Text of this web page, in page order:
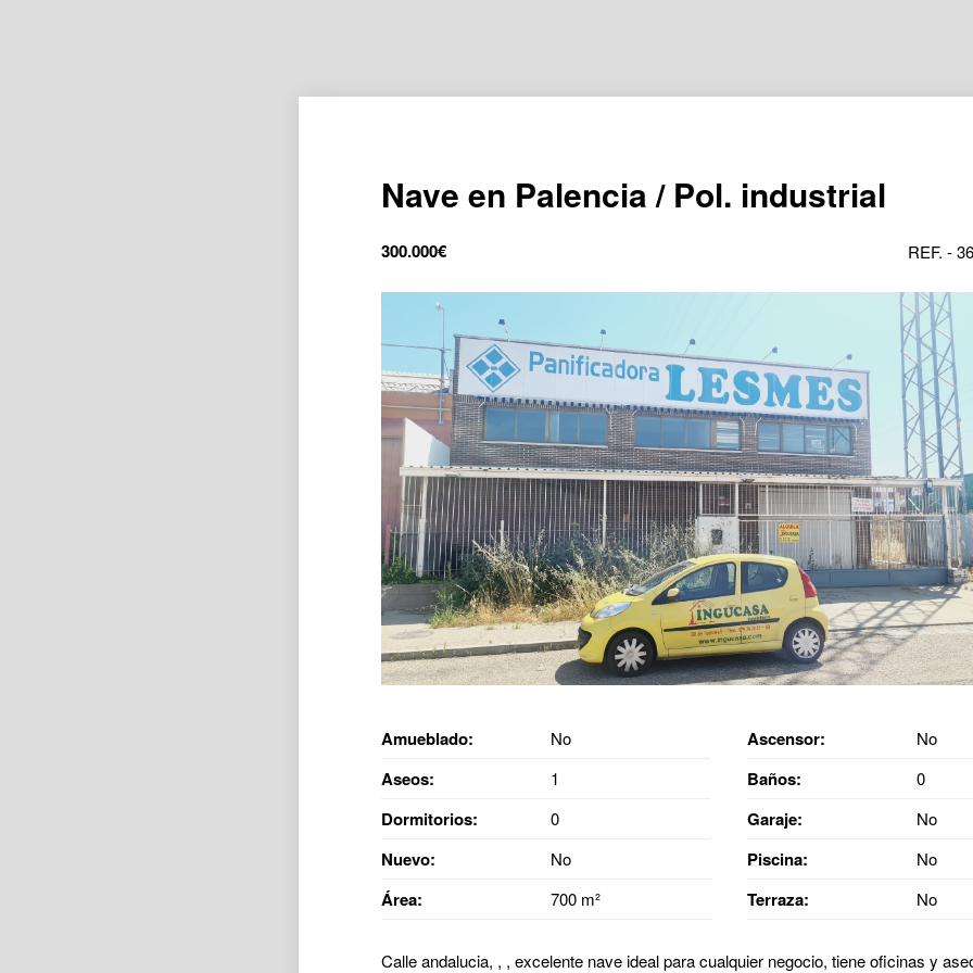
Nave en Palencia / Pol. industrial
300.000€ REF. -
Amueblado: No Ascensor: No
Aseos: 1 Baños: 0
Dormitorios: 0 Garaje: No
Nuevo: No Piscina: No
Área: 700 m² Terraza: No
Calle andalucia, , , excelente nave ideal para cualquier negocio, tiene oficinas y